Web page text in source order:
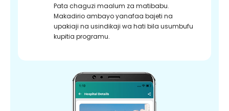
Pata chaguzi maalum za matibabu.
Makadirio ambayo yanafaa bajeti na
upakiaji na usindikaji wa hati bila usumbufu
kupitia programu.